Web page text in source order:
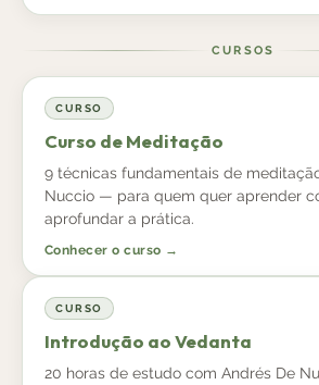
CURSOS
CURSO
Curso de Meditação
9 técnicas fundamentais de
Nuccio — para quem quer aprender
aprofundar a prática.
Conhecer o curso →
CURSO
Introdução ao Vedanta
20 horas de estudo com Andrés De